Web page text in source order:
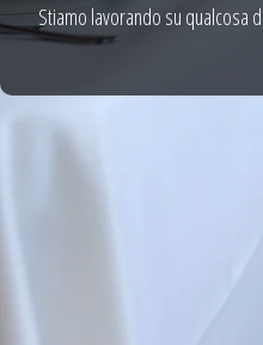
Stiamo lavorando su qualcosa